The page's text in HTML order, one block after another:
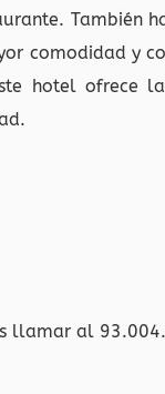
También
comodidad y
hotel ofrece
llamar al